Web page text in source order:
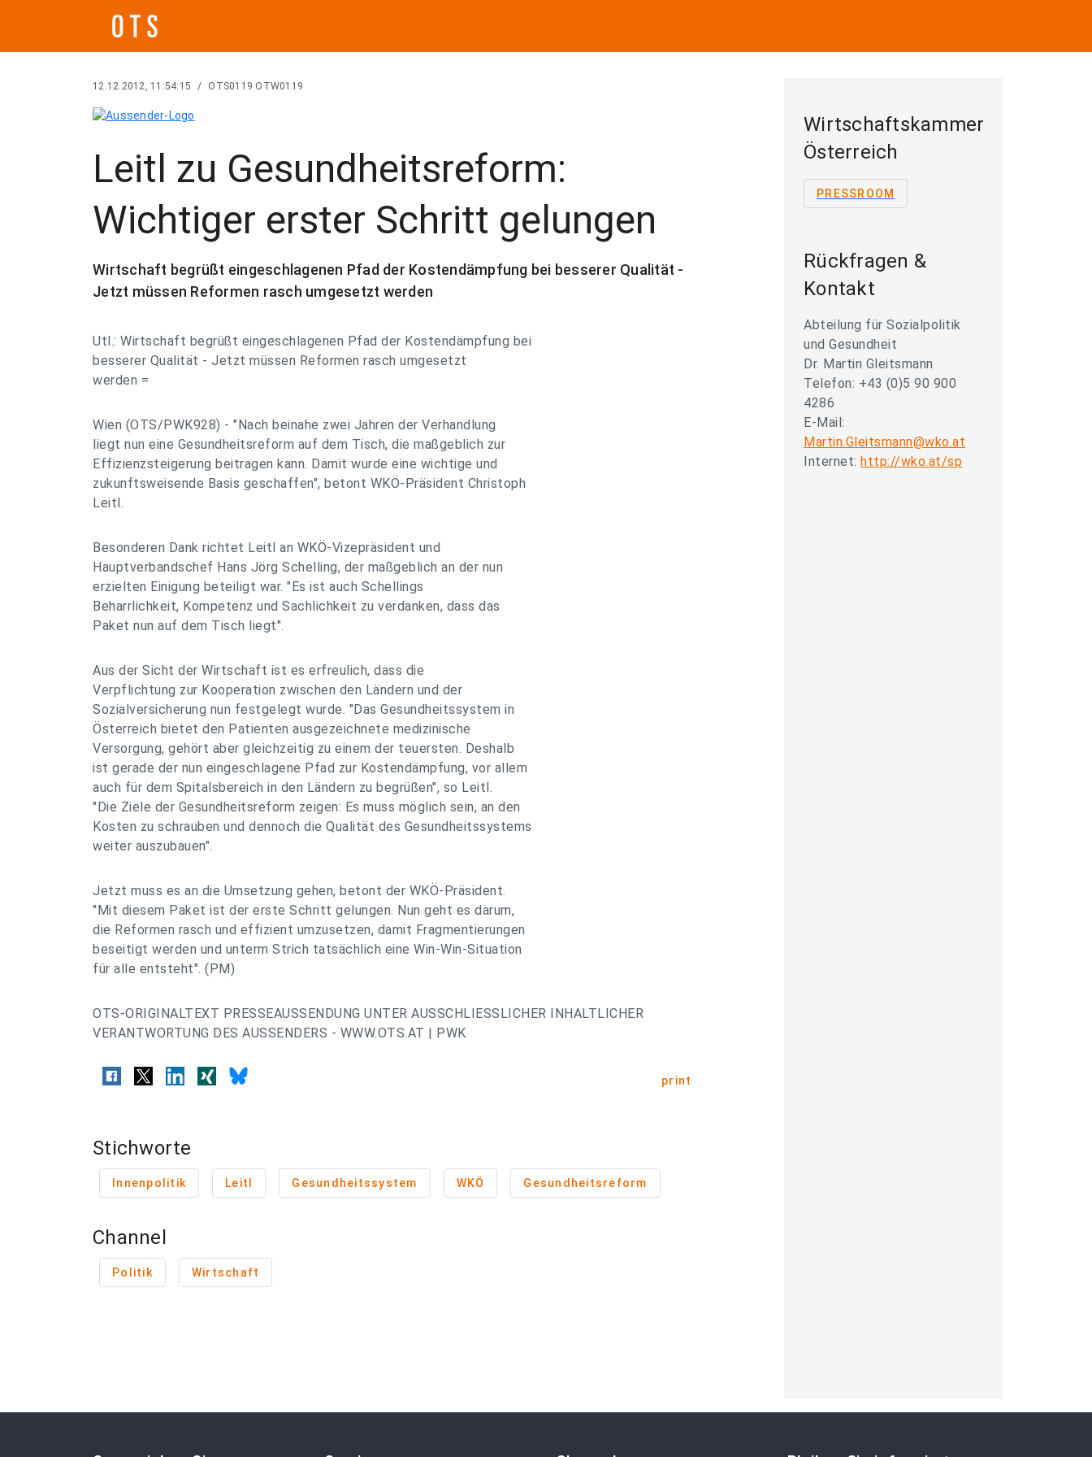
12.12.2012, 11:54:15 / OTS0119 OTW0119
Leitl zu Gesundheitsreform:
Wichtiger erster Schritt gelungen
Wirtschaft begrüßt eingeschlagenen Pfad der Kostendämpfung bei besserer Qualität -
Jetzt müssen Reformen rasch umgesetzt werden
Utl.: Wirtschaft begrüßt eingeschlagenen Pfad der Kostendämpfung bei
besserer Qualität - Jetzt müssen Reformen rasch umgesetzt
werden =
Wien (OTS/PWK928) - "Nach beinahe zwei Jahren der Verhandlung
liegt nun eine Gesundheitsreform auf dem Tisch, die maßgeblich zur
Effizienzsteigerung beitragen kann. Damit wurde eine wichtige und
zukunftsweisende Basis geschaffen", betont WKÖ-Präsident Christoph
Leitl.
Besonderen Dank richtet Leitl an WKÖ-Vizepräsident und
Hauptverbandschef Hans Jörg Schelling, der maßgeblich an der nun
erzielten Einigung beteiligt war. "Es ist auch Schellings
Beharrlichkeit, Kompetenz und Sachlichkeit zu verdanken, dass das
Paket nun auf dem Tisch liegt".
Aus der Sicht der Wirtschaft ist es erfreulich, dass die
Verpflichtung zur Kooperation zwischen den Ländern und der
Sozialversicherung nun festgelegt wurde. "Das Gesundheitssystem in
Österreich bietet den Patienten ausgezeichnete medizinische
Versorgung, gehört aber gleichzeitig zu einem der teuersten. Deshalb
ist gerade der nun eingeschlagene Pfad zur Kostendämpfung, vor allem
auch für dem Spitalsbereich in den Ländern zu begrüßen", so Leitl.
"Die Ziele der Gesundheitsreform zeigen: Es muss möglich sein, an den
Kosten zu schrauben und dennoch die Qualität des Gesundheitssystems
weiter auszubauen".
Jetzt muss es an die Umsetzung gehen, betont der WKÖ-Präsident.
"Mit diesem Paket ist der erste Schritt gelungen. Nun geht es darum,
die Reformen rasch und effizient umzusetzen, damit Fragmentierungen
beseitigt werden und unterm Strich tatsächlich eine Win-Win-Situation
für alle entsteht". (PM)
OTS-ORIGINALTEXT PRESSEAUSSENDUNG UNTER AUSSCHLIESSLICHER INHALTLICHER
VERANTWORTUNG DES AUSSENDERS - WWW.OTS.AT | PWK
print
Stichworte
Innenpolitik Leitl Gesundheitssystem WKÖ Gesundheitsreform
Channel
Politik Wirtschaft
Wirtschaftskammer
Österreich
PRESSROOM
Rückfragen &
Kontakt
Abteilung für Sozialpolitik
und Gesundheit
Dr. Martin Gleitsmann
Telefon: +43 (0)5 90 900
4286
E-Mail:
Martin.Gleitsmann@wko.at
Internet: http://wko.at/sp